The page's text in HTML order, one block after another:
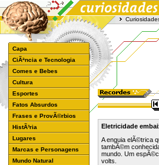
Capa
CiÃªncia e Tecnologia
Comes e Bebes
Cultura
Esportes
Fatos Absurdos
Frases e ProvÃ©rbios
HistÃ³ria
Lugares
Marcas e Personagens
Mundo Natural
Eletricidade
A enguia elÃ©trica
tambÃ©m
mundo. Um
volts.